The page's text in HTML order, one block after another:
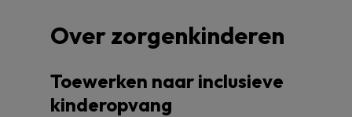
Over zorgenkinderen
Toewerken naar inclusieve
kinderopvang